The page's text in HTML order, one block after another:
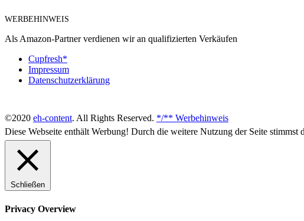
WERBEHINWEIS
Als Amazon-Partner verdienen wir an qualifizierten Verkäufen
Cupfresh*
Impressum
Datenschutzerklärung
©2020 eh-content. All Rights Reserved. */** Werbehinweis
Diese Webseite enthält Werbung! Durch die weitere Nutzung der Seite stimmst
Schließen
Privacy Overview